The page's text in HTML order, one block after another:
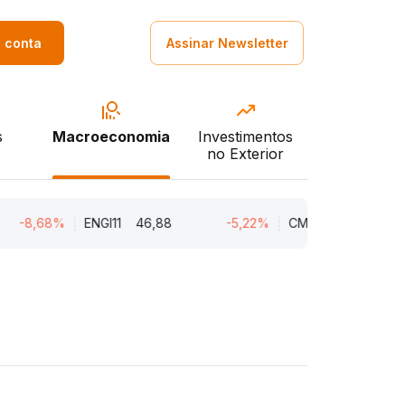
conta Assinar Newsletter
Macroeconomia
Investimentos
no Exterior
8,68% ENGI11 46,88 -5,22% CMIN3